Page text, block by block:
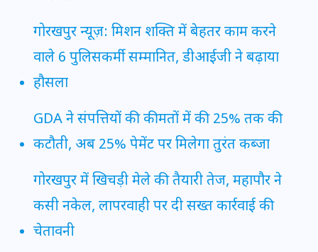
गोरखपुर न्यूज़: मिशन शक्ति में बेहतर काम करने
वाले 6 पुलिसकर्मी सम्मानित, डीआईजी ने बढ़ाया
हौसला
GDA ने संपत्तियों की कीमतों में की 25% तक की
कटौती, अब 25% पेमेंट पर मिलेगा तुरंत कब्जा
गोरखपुर में खिचड़ी मेले की तैयारी तेज, महापौर ने
कसी नकेल, लापरवाही पर दी सख्त कार्रवाई की
चेतावनी